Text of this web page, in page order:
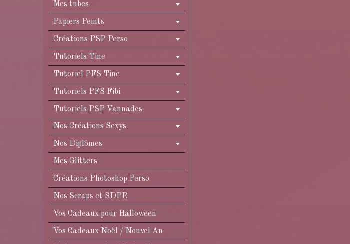
Mes tubes
Papiers Peints
Créations PSP Perso
Tutoriels Tine
Tutoriel PFS Tine
Tutoriels PFS Fibi
Tutoriels PSP Vannades
Nos Créations Sexys
Nos Diplômes
Mes Glitters
Créations Photoshop Perso
Nos Scraps et SDPR
Vos Cadeaux pour Halloween
Vos Cadeaux Noël / Nouvel An